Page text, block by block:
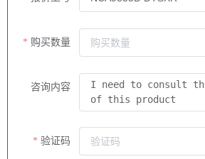
购买数量
咨询内容
验证码